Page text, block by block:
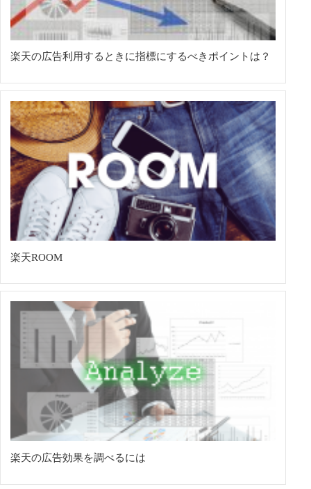
楽天の広告利用するときに指標にするべきポイントは？
楽天ROOM
楽天の広告効果を調べるには